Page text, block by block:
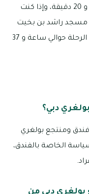
حيث تأخذ الرحلة مدة تتراوح بين 17 و 20 دقيقة، وإذا كنت
مسجد راشد بن بخيت
يمكنك استقلال الحافلة وتأخذ هذه الرحلة حوالي ساعة و 37
دبي؟
فندق ومنتجع بولغري
الخاصة بالفندق،
دبي من